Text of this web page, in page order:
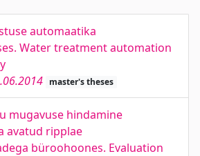
automaatika
Water treatment automation
master's theses
mugavuse hindamine
avatud ripplae
büroohoones. Evaluation